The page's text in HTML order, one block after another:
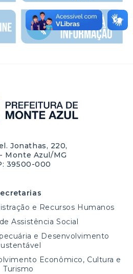
Jonathas, 220,
Monte Azul/MG
39500-000
e Recursos Humanos
Assistência Social
e Desenvolvimento
Econômico, Cultura e
Turismo